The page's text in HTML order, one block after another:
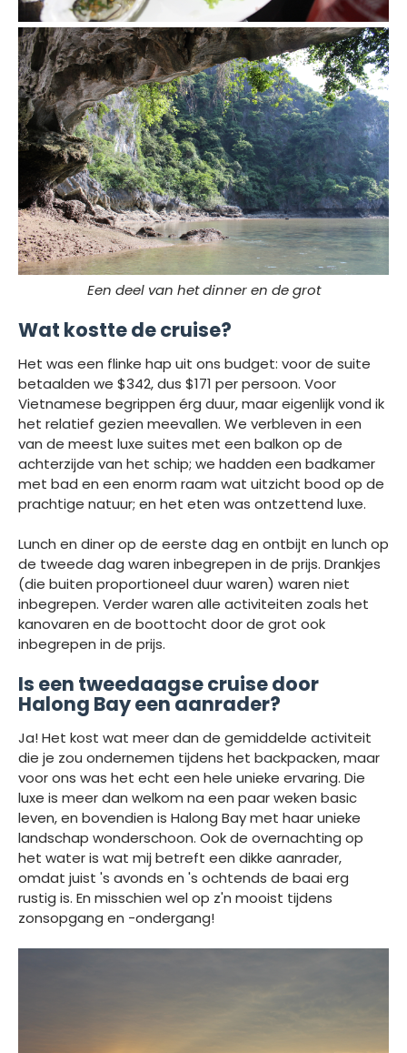
Een deel van het dinner en de grot
Wat kostte de cruise?
Het was een flinke hap uit ons budget: voor de suite
betaalden we $342, dus $171 per persoon. Voor
Vietnamese begrippen érg duur, maar eigenlijk vond ik
het relatief gezien meevallen. We verbleven in een
van de meest luxe suites met een balkon op de
achterzijde van het schip; we hadden een badkamer
met bad en een enorm raam wat uitzicht bood op de
prachtige natuur; en het eten was ontzettend luxe.
Lunch en diner op de eerste dag en ontbijt en lunch op
de tweede dag waren inbegrepen in de prijs. Drankjes
(die buiten proportioneel duur waren) waren niet
inbegrepen. Verder waren alle activiteiten zoals het
kanovaren en de boottocht door de grot ook
inbegrepen in de prijs.
Is een tweedaagse cruise door
Halong Bay een aanrader?
Ja! Het kost wat meer dan de gemiddelde activiteit
die je zou ondernemen tijdens het backpacken, maar
voor ons was het echt een hele unieke ervaring. Die
luxe is meer dan welkom na een paar weken basic
leven, en bovendien is Halong Bay met haar unieke
landschap wonderschoon. Ook de overnachting op
het water is wat mij betreft een dikke aanrader,
omdat juist 's avonds en 's ochtends de baai erg
rustig is. En misschien wel op z'n mooist tijdens
zonsopgang en -ondergang!